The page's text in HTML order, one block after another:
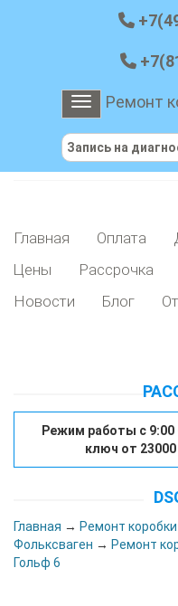
ToggleРемонт
Запись на
Главная Оплата
Цены
Рассрочка
Новости
Блог
Режим работы с 9:00
ключ от 23000
Главная → Ремонт
Фольксваген → Ремонт
Гольф 6